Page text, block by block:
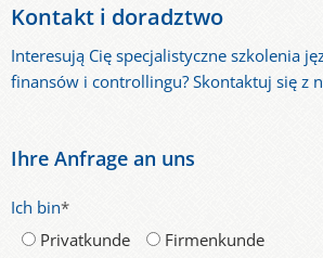
Kontakt i doradztwo
Interesują Cię specjalistyczne szkolenia
finansów i controllingu? Skontaktuj się z
Ihre Anfrage an uns
Ich bin*
Privatkunde
Firmenkunde